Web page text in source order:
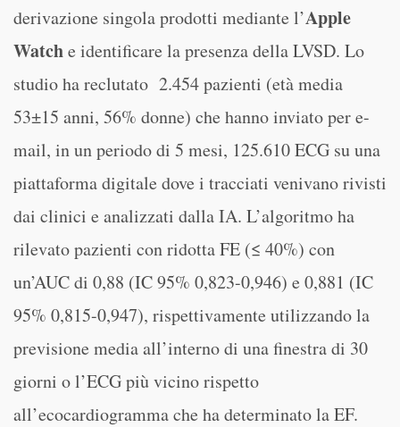
derivazione singola prodotti mediante l’Apple
Watche identificare la presenza della LVSD. Lo
studio ha reclutato 2.454 pazienti (età media
53±15 anni, 56% donne) che hanno inviato per e-
mail, in un periodo di 5 mesi, 125.610 ECG su una
piattaforma digitale dove i tracciati venivano rivisti
dai clinici e analizzati dalla IA. L’algoritmo ha
rilevato pazienti con ridotta FE (≤ 40%) con
un’AUC di 0,88 (IC 95% 0,823-0,946) e 0,881 (IC
95% 0,815-0,947), rispettivamente utilizzando la
previsione media all’interno di una finestra di 30
giorni o l’ECG più vicino rispetto
all’ecocardiogramma che ha determinato la EF.